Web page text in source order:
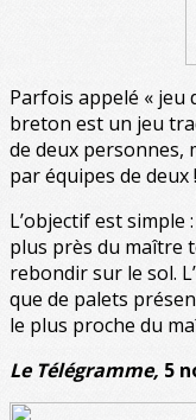
Parfois appelé « jeu
breton est un jeu
de deux personnes,
par équipes de deux !
L’objectif est simple
plus près du maître
rebondir sur le sol.
que de palets
le plus proche du
Le Télégramme, 5